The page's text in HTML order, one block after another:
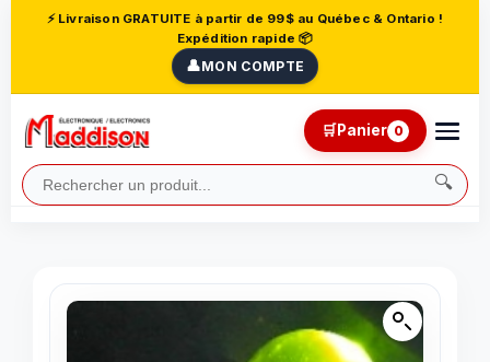
⚡ Livraison GRATUITE à partir de 99$ au Québec & Ontario !
Expédition rapide 📦
👤MON COMPTE
🔍
🛒Panier 0